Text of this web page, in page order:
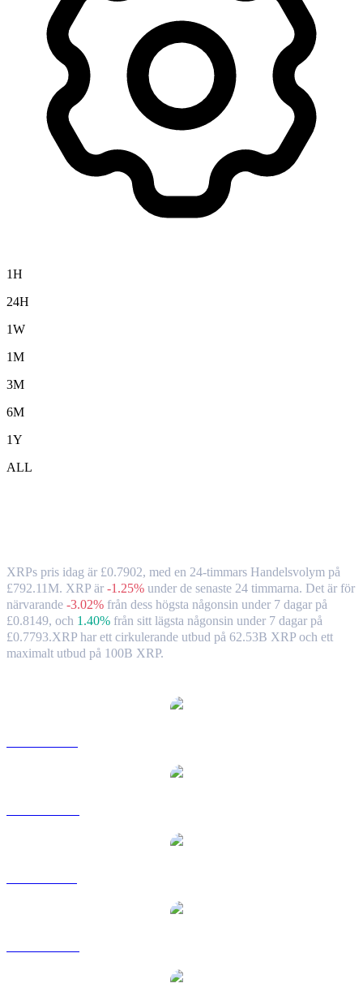
1H
24H
1W
1M
3M
6M
1Y
ALL
XRPs pris idag är £0.7902, med en 24-timmars Handelsvolym på
£792.11M. XRP är -1.25% under de senaste 24 timmarna. Det är för
närvarande -3.02% från dess högsta någonsin under 7 dagar på
£0.8149, och 1.40% från sitt lägsta någonsin under 7 dagar på
£0.7793.XRP har ett cirkulerande utbud på 62.53B XRP och ett
maximalt utbud på 100B XRP.